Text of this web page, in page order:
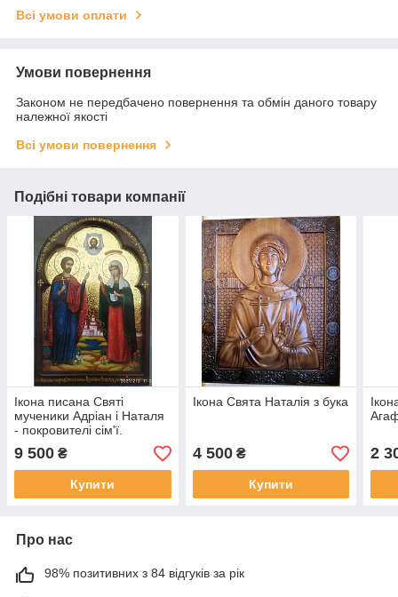
Всі умови оплати
Умови повернення
Законом не передбачено повернення та обмін даного товару
належної якості
Всі умови повернення
Подібні товари компанії
Ікона писана Святі
мученики Адріан і Наталя
- покровителі сім'ї.
Покровителі подружжя
9 500 ₴
Купити
Ікона Свята Наталія з бука
4 500₴
Купити
2
Про нас
98% позитивних з 84 відгуків за рік